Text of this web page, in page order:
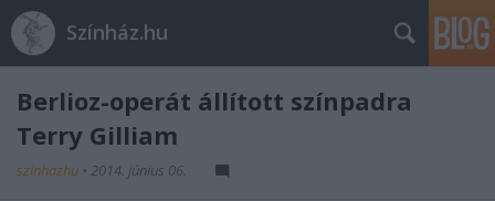
Színház.hu
Berlioz-operát állított színpadra
Terry Gilliam
szinhazhu • 2014. június 06.